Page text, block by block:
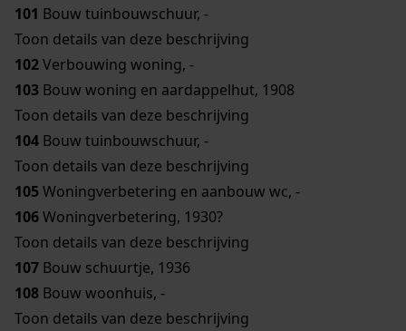
101 Bouw tuinbouwschuur, -
Toon details van deze beschrijving
102Verbouwing woning, -
103 Bouw woning en aardappelhut, 1908
Toon details van deze beschrijving
104 Bouw tuinbouwschuur, -
Toon details van deze beschrijving
105Woningverbetering en aanbouw wc, -
106Woningverbetering, 1930?
Toon details van deze beschrijving
107 Bouw schuurtje, 1936
108 Bouw woonhuis, -
Toon details van deze beschrijving